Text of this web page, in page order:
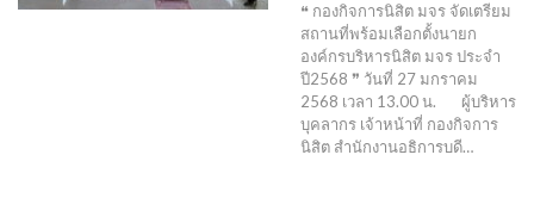
❝ กองกิจการนิสิต มจร จัดเตรียม
สถานที่พร้อมเลือกตั้งนายก
องค์กรบริหารนิสิต มจร ประจำ
ปี2568 ❞ วันที่ 27 มกราคม
2568 เวลา 13.00 น. ผู้บริหาร
บุคลากร เจ้าหน้าที่ กองกิจการ
นิสิต สำนักงานอธิการบดี…